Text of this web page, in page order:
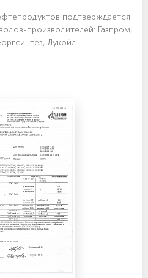
подтверждается
производителей: Газпром,
Лукойл.